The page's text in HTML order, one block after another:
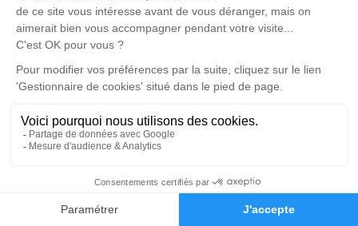
Faire-part Hommages
mercredi 15 juillet 2026 à 14h30
CHAMBRE FUNERAIRE DES MTS DU
LYONNAIS 20 av millaud